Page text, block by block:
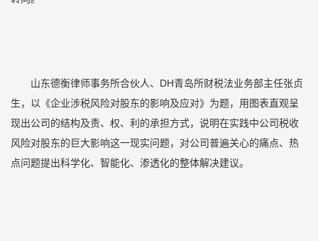
山东德衡律师事务所合伙人、DH青岛所财税法业务部主任张贞
生，以《企业涉税风险对股东的影响及应对》为题，用图表直观呈
现出公司的结构及责、权、利的承担方式，说明在实践中公司税收
风险对股东的巨大影响这一现实问题，对公司普遍关心的痛点、热
点问题提出科学化、智能化、渗透化的整体解决建议。